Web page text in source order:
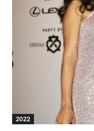
2022